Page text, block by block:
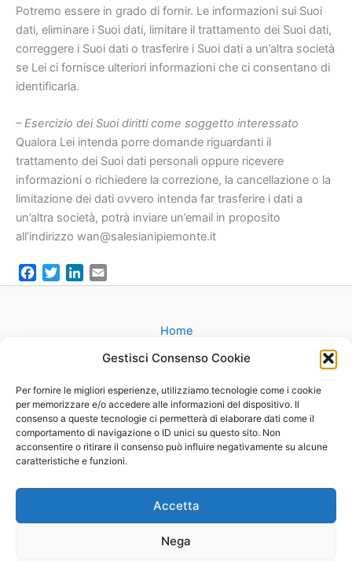
Gestisci Consenso Cookie
Per fornire le migliori esperienze, utilizziamo tecnologie come i cookie
per memorizzare e/o accedere alle informazioni del dispositivo. Il
consenso a queste tecnologie ci permetterà di elaborare dati come il
comportamento di navigazione o ID unici su questo sito. Non
acconsentire o ritirare il consenso può influire negativamente su alcune
caratteristiche e funzioni.
Accetta
Nega
Potremo essere in grado di fornir. Le informazioni sui Suoi
dati, eliminare i Suoi dati, limitare il trattamento dei Suoi dati,
correggere i Suoi dati o trasferire i Suoi dati a un’altra società
se Lei ci fornisce ulteriori informazioni che ci consentano di
identificarla.
– Esercizio dei Suoi diritti come soggetto interessato
Qualora Lei intenda porre domande riguardanti il
trattamento dei Suoi dati personali oppure ricevere
informazioni o richiedere la correzione, la cancellazione o la
limitazione dei dati ovvero intenda far trasferire i dati a
un’altra società, potrà inviare un’email in proposito
all’indirizzo wan@salesianipiemonte.it
a
k
w
i
n
m
Home
Matrimonio
Battesimo
Cammini
Oratorio
Contatti